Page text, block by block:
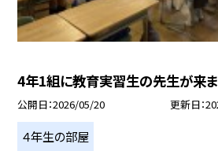
4年1組に教育実習生の先生が来
公開日 2026/05/20 更新日
４年生の部屋